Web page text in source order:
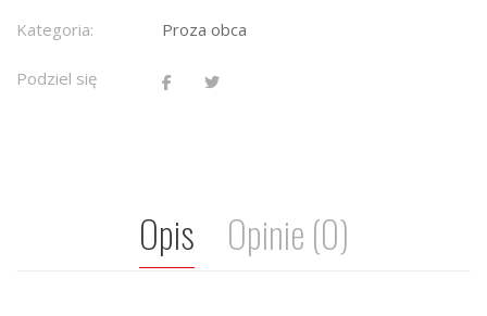
Kategoria: Proza obca
Podziel się
Opis Opinie (0)